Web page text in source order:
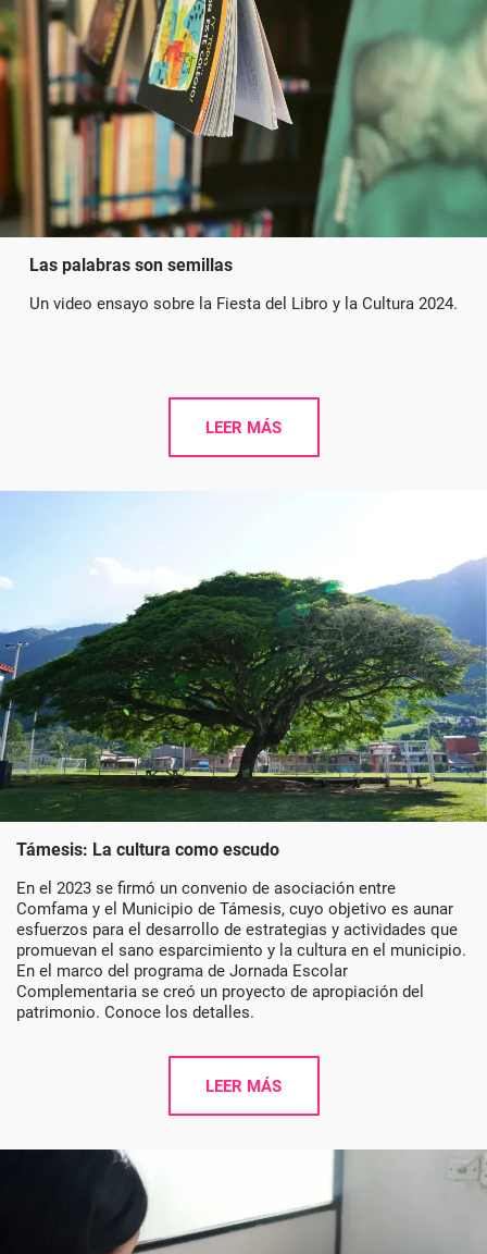
Las palabras son semillas
Un video ensayo sobre la Fiesta del Libro y la Cultura 2024.
LEER MÁS
Támesis: La cultura como escudo
En el 2023 se firmó un convenio de asociación entre
Comfama y el Municipio de Támesis, cuyo objetivo es aunar
esfuerzos para el desarrollo de estrategias y actividades que
promuevan el sano esparcimiento y la cultura en el municipio.
En el marco del programa de Jornada Escolar
Complementaria se creó un proyecto de apropiación del
patrimonio. Conoce los detalles.
LEER MÁS